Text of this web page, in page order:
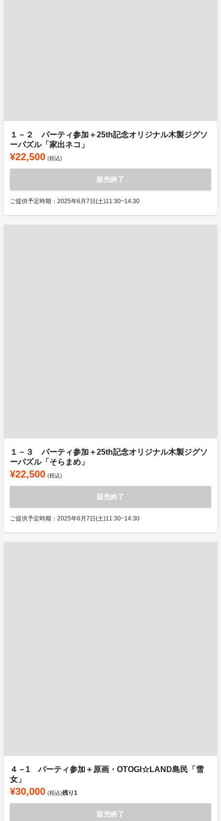
１－２ パーティ参加＋25th記念オリジナル木製ジグソ
ーパズル「家出ネコ」
¥22,500 (税込)
販売終了
ご提供予定時期：2025年6月7日(土)11:30~14:30
１－３ パーティ参加＋25th記念オリジナル木製ジグソ
ーパズル「そらまめ」
¥22,500 (税込)
販売終了
ご提供予定時期：2025年6月7日(土)11:30~14:30
４－1 パーティ参加＋原画・OTOGI☆LAND島民「雪
女」
¥30,000 (税込)残り1
販売終了